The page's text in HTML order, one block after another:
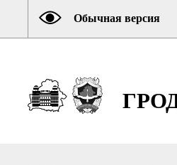
Обычная версия